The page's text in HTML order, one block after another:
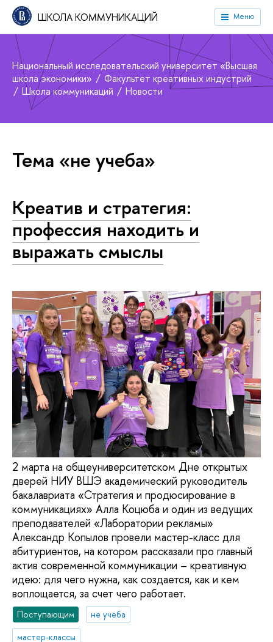
ШКОЛА КОММУНИКАЦИЙ Меню
Национальный исследовательский университет «Высшая
школа экономики»
Факультет креативных индустрий
Школа коммуникаций
Новости
Тема «не учеба»
Креатив и стратегия:
профессия находить и
выражать смыслы
2 марта на общеуниверситетском Дне открытых
дверей НИУ ВШЭ академический руководитель
бакалавриата «Стратегия и продюсирование в
коммуникациях» Алла Коцюба и один из ведущих
преподавателей «Лаборатории рекламы»
Александр Копылов провели мастер-класс для
абитуриентов, на котором рассказали про главный
актив современной коммуникации – креативную
идею: для чего нужна, как создается, как и кем
воплощается, за счет чего работает.
Поступающим
не учеба
мастер-классы